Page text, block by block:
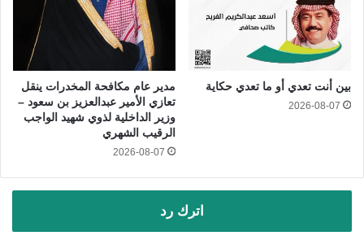
بين أنت تعدي أو ما تعدي حكاية
2026-08-07
مدير عام مكافحة المخدرات ينقل
تعازي الأمير عبدالعزيز بن سعود –
وزير الداخلية لذوي شهيد الواجب
الرقيب الشهري
2026-08-07
اترك رد